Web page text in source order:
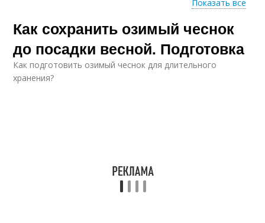
Условия для хранения
Показать все
Как сохранить озимый чеснок
до посадки весной. Подготовка
Как подготовить озимый чеснок для длительного
хранения?